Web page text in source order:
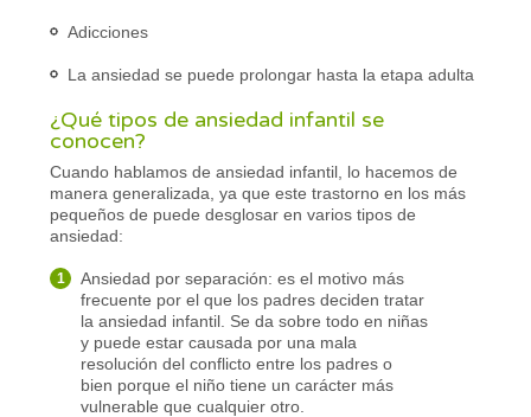
Adicciones
La ansiedad se puede prolongar hasta la etapa adulta
¿Qué tipos de ansiedad infantil se
conocen?
Cuando hablamos de ansiedad infantil, lo hacemos de
manera generalizada, ya que este trastorno en los más
pequeños de puede desglosar en varios tipos de
ansiedad:
Ansiedad por separación: es el motivo más
frecuente por el que los padres deciden tratar
la ansiedad infantil. Se da sobre todo en niñas
y puede estar causada por una mala
resolución del conflicto entre los padres o
bien porque el niño tiene un carácter más
vulnerable que cualquier otro.